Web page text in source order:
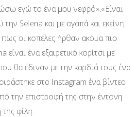
εγώ το ένα μου νεφρό».«Είναι
Selena και με αγαπά και εκείνη.
πως οι κοπέλες ήρθαν ακόμα πιο
ένα εξαιρετικό κορίτσι με
θα έδιναν με την καρδιά τους ένα
στο Instagram ένα βίντεο
την επιστροφή της στην έντονη
φίλη.